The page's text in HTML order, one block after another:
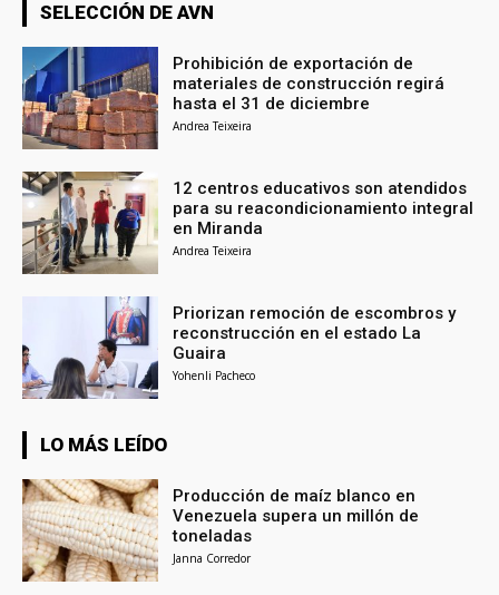
SELECCIÓN DE AVN
Prohibición de exportación de
materiales de construcción regirá
hasta el 31 de diciembre
Andrea Teixeira
12 centros educativos son atendidos
para su reacondicionamiento integral
en Miranda
Andrea Teixeira
Priorizan remoción de escombros y
reconstrucción en el estado La
Guaira
Yohenli Pacheco
LO MÁS LEÍDO
Producción de maíz blanco en
Venezuela supera un millón de
toneladas
Janna Corredor